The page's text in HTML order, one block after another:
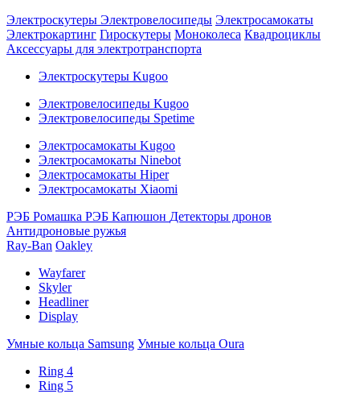
Электроскутеры Электровелосипеды Электросамокаты
Электрокартинг Гироскутеры Моноколеса Квадроциклы
Аксессуары для электротранспорта
Электроскутеры Kugoo
Электровелосипеды Kugoo
Электровелосипеды Spetime
Электросамокаты Kugoo
Электросамокаты Ninebot
Электросамокаты Hiper
Электросамокаты Xiaomi
РЭБ Ромашка РЭБ Капюшон Детекторы дронов
Антидроновые ружья
Ray-Ban Oakley
Wayfarer
Skyler
Headliner
Display
Умные кольца Samsung Умные кольца Oura
Ring 4
Ring 5